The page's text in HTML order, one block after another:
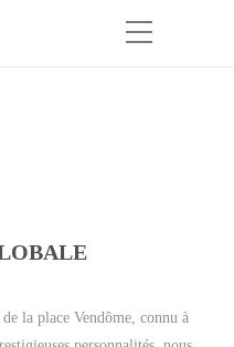
la place Vendôme, connu à